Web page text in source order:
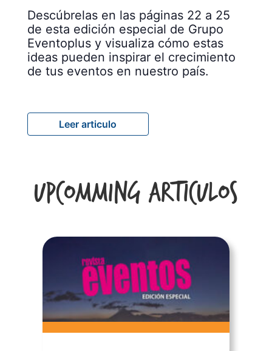
Descúbrelas en las páginas 22 a 25
de esta edición especial de Grupo
Eventoplus y visualiza cómo estas
ideas pueden inspirar el crecimiento
de tus eventos en nuestro país.
Leer articulo
Upcomming Articulos